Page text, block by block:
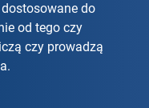
do
od tego czy
czy prowadzą